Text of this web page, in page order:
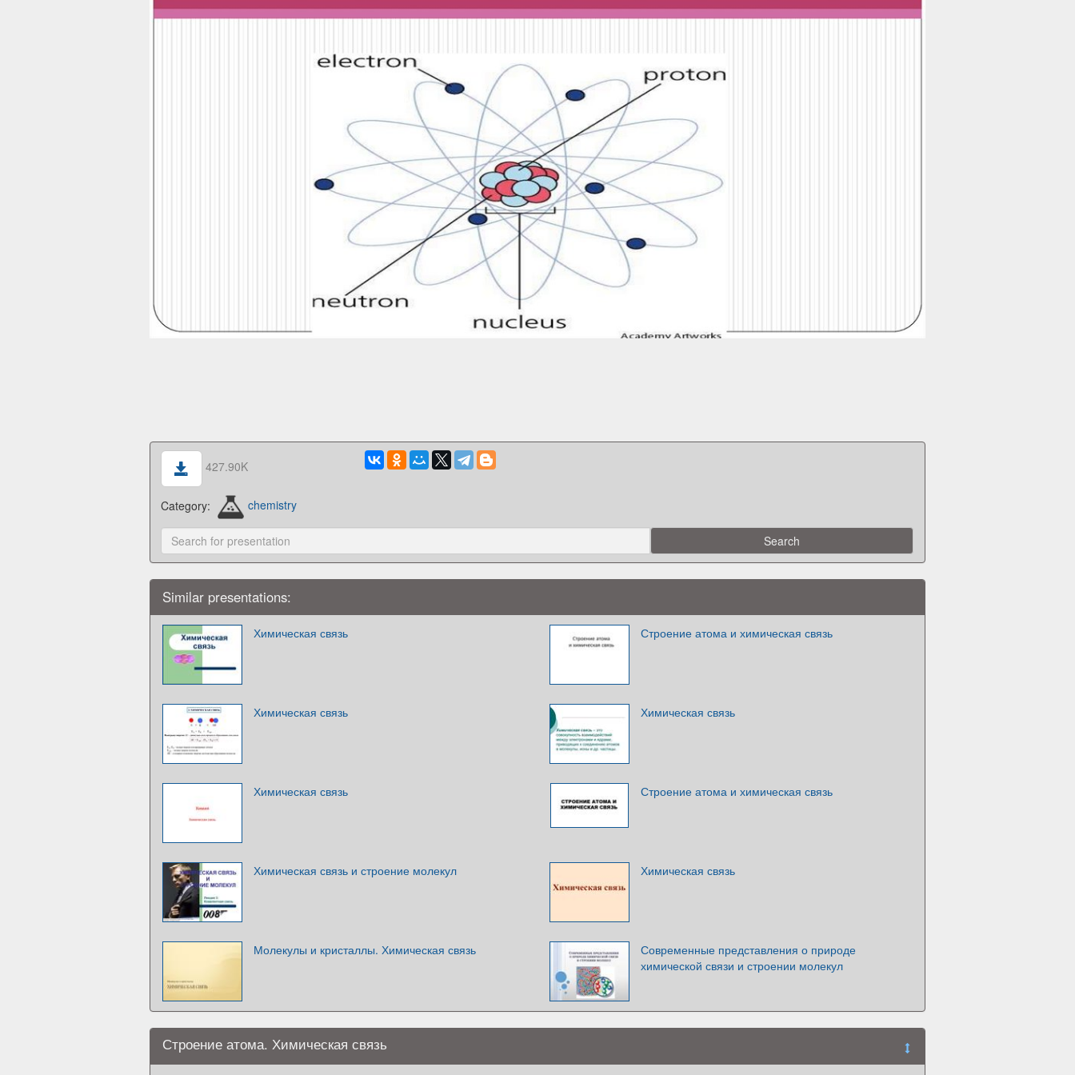
427.90K
Category: chemistry
Similar presentations:
Химическая связь Строение атома и химическая связь
Химическая связь Химическая связь
Химическая связь Строение атома и химическая связь
Химическая связь и строение молекул Химическая связь
Молекулы и кристаллы. Химическая связь
Современные представления о природе
химической связи и строении молекул
Строение атома. Химическая связь